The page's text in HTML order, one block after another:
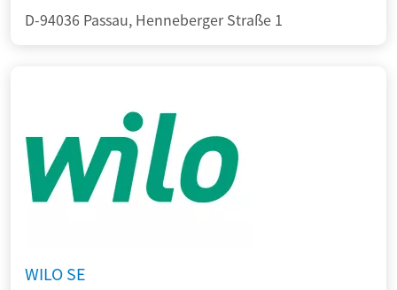
D-94036 Passau, Henneberger Straße 1
WILO SE